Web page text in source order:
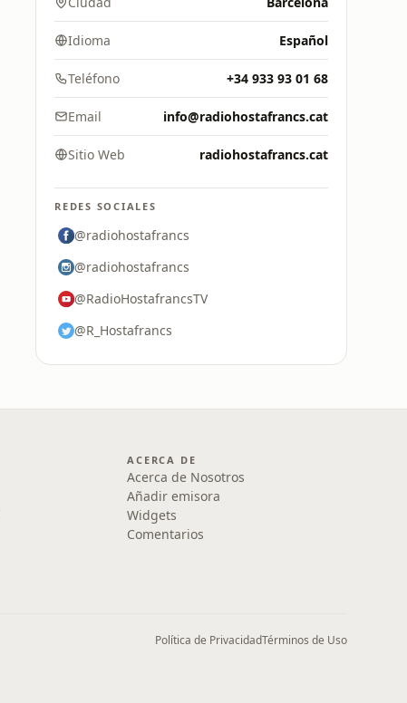
Idioma Español
Teléfono +34 933 93 01 68
Email info@radiohostafrancs.cat
Sitio Web radiohostafrancs.cat
REDES SOCIALES
@radiohostafrancs
@radiohostafrancs
@RadioHostafrancsTV
@R_Hostafrancs
ACERCA DE
Acerca de Nosotros
Añadir emisora
Widgets
Comentarios
Política de PrivacidadTérminos de Uso